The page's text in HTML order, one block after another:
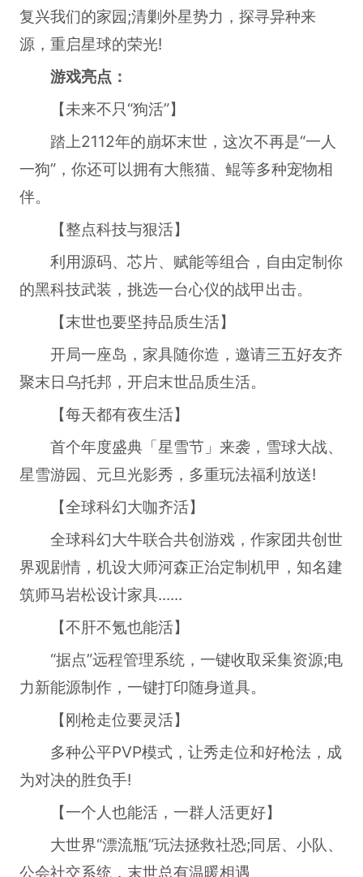
复兴我们的家园;清剿外星势力，探寻异种来
源，重启星球的荣光!
游戏亮点：
【未来不只“狗活”】
踏上2112年的崩坏末世，这次不再是“一人
一狗”，你还可以拥有大熊猫、鲲等多种宠物相
伴。
【整点科技与狠活】
利用源码、芯片、赋能等组合，自由定制你
的黑科技武装，挑选一台心仪的战甲出击。
【末世也要坚持品质生活】
开局一座岛，家具随你造，邀请三五好友齐
聚末日乌托邦，开启末世品质生活。
【每天都有夜生活】
首个年度盛典「星雪节」来袭，雪球大战、
星雪游园、元旦光影秀，多重玩法福利放送!
【全球科幻大咖齐活】
全球科幻大牛联合共创游戏，作家团共创世
界观剧情，机设大师河森正治定制机甲，知名建
筑师马岩松设计家具......
【不肝不氪也能活】
“据点”远程管理系统，一键收取采集资源;电
力新能源制作，一键打印随身道具。
【刚枪走位要灵活】
多种公平PVP模式，让秀走位和好枪法，成
为对决的胜负手!
【一个人也能活，一群人活更好】
大世界“漂流瓶”玩法拯救社恐;同居、小队、
公会社交系统，末世总有温暖相遇